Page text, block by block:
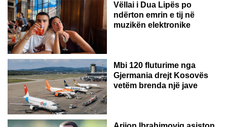
Vëllai i Dua Lipës po
ndërton emrin e tij në
muzikën elektronike
GJERMANI
Mbi 120 fluturime nga
Gjermania drejt Kosovës
vetëm brenda një jave